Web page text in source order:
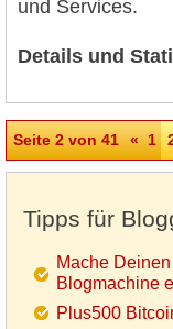
und Services.
Details und
Seite 2 von 41 « 1
Tipps für
Mache
Blogmachine
Plus500